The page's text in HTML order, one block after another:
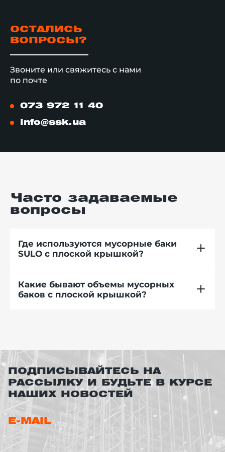
ОСТАЛИСЬ
ВОПРОСЫ?
Звоните или свяжитесь с нами
по почте
073 972 11 40
info@ssk.ua
Часто задаваемые
вопросы
Где используются мусорные баки
SULO с плоской крышкой?
Какие бывают объемы мусорных
баков с плоской крышкой?
ПОДПИСЫВАЙТЕСЬ НА
РАССЫЛКУ И БУДЬТЕ В КУРСЕ
НАШИХ НОВОСТЕЙ
E-MAIL